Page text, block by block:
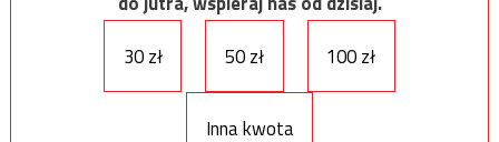
30 zł
50 zł 100 zł
Inna kwota